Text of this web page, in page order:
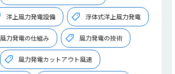
洋上風力発電設備 浮体式洋上風力発電
風力発電の仕組み 風力発電の技術
風力発電カットアウト風速